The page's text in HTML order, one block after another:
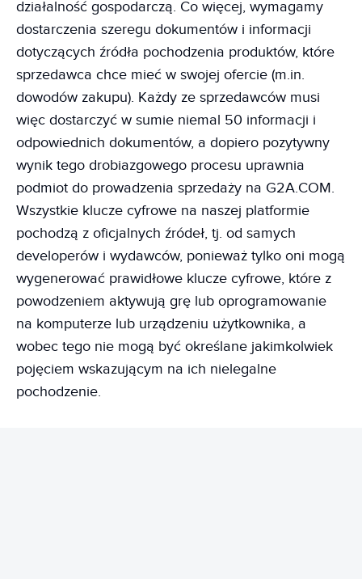
działalność gospodarczą. Co więcej, wymagamy
dostarczenia szeregu dokumentów i informacji
dotyczących źródła pochodzenia produktów, które
sprzedawca chce mieć w swojej ofercie (m.in.
dowodów zakupu). Każdy ze sprzedawców musi
więc dostarczyć w sumie niemal 50 informacji i
odpowiednich dokumentów, a dopiero pozytywny
wynik tego drobiazgowego procesu uprawnia
podmiot do prowadzenia sprzedaży na G2A.COM.
Wszystkie klucze cyfrowe na naszej platformie
pochodzą z oficjalnych źródeł, tj. od samych
developerów i wydawców, ponieważ tylko oni mogą
wygenerować prawidłowe klucze cyfrowe, które z
powodzeniem aktywują grę lub oprogramowanie
na komputerze lub urządzeniu użytkownika, a
wobec tego nie mogą być określane jakimkolwiek
pojęciem wskazującym na ich nielegalne
pochodzenie.